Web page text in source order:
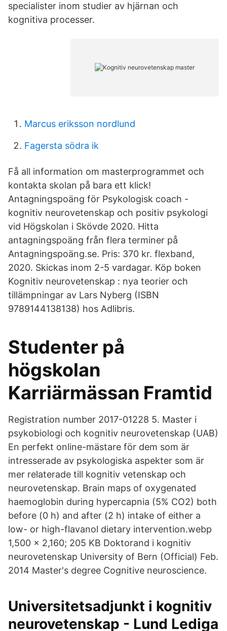
specialister inom studier av hjärnan och
kognitiva processer.
Marcus eriksson nordlund
Fagersta södra ik
Få all information om masterprogrammet och
kontakta skolan på bara ett klick!
Antagningspoäng för Psykologisk coach -
kognitiv neurovetenskap och positiv psykologi
vid Högskolan i Skövde 2020. Hitta
antagningspoäng från flera terminer på
Antagningspoäng.se. Pris: 370 kr. flexband,
2020. Skickas inom 2-5 vardagar. Köp boken
Kognitiv neurovetenskap : nya teorier och
tillämpningar av Lars Nyberg (ISBN
9789144138138) hos Adlibris.
Studenter på
högskolan
Karriärmässan Framtid
Registration number 2017-01228 5. Master i
psykobiologi och kognitiv neurovetenskap (UAB)
En perfekt online-mästare för dem som är
intresserade av psykologiska aspekter som är
mer relaterade till kognitiv vetenskap och
neurovetenskap. Brain maps of oxygenated
haemoglobin during hypercapnia (5% CO2) both
before (0 h) and after (2 h) intake of either a
low- or high-flavanol dietary intervention.webp
1,500 × 2,160; 205 KB Doktorand i kognitiv
neurovetenskap University of Bern (Official) Feb.
2014 Master's degree Cognitive neuroscience.
Universitetsadjunkt i kognitiv
neurovetenskap - Lund Lediga